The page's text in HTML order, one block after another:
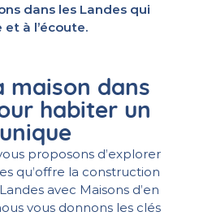
dans les Landes qui
à l’écoute.
maison dans
habiter un
proposons d’explorer
qu’offre la construction
avec Maisons d’en
vous donnons les clés